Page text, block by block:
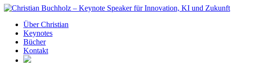
Zum
springenÜber Christian
Keynotes
Bücher
Kontakt